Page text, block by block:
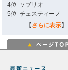
4位 ソブリオ
5位 チェスティーノ
【 さらに表示】